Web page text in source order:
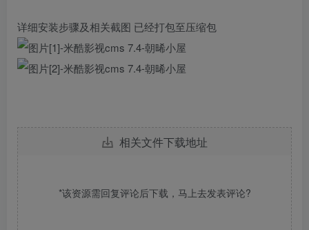
详细安装步骤及相关截图 已经打包至压缩包
相关文件下载地址
*该资源需回复评论后下载，马上去发表评论?